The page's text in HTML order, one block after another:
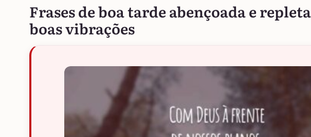
Frases de boa tarde abençoada e
boas vibrações